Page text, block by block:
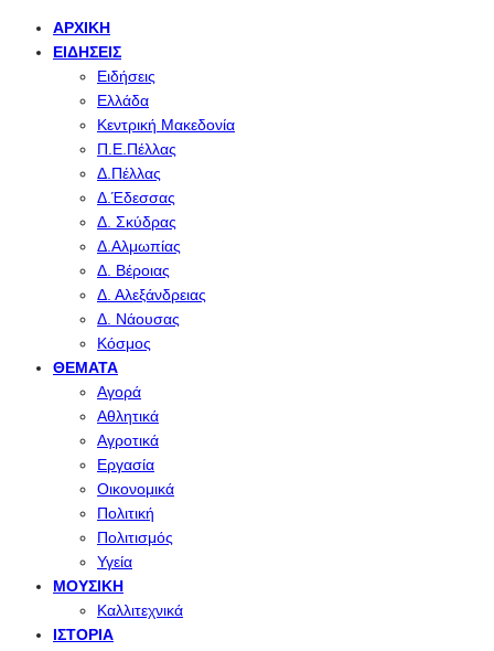
ΑΡΧΙΚΉ
ΕΙΔΉΣΕΙΣ
Ειδήσεις
Ελλάδα
Κεντρική Μακεδονία
Π.Ε.Πέλλας
Δ.Πέλλας
Δ.Έδεσσας
Δ. Σκύδρας
Δ.Αλμωπίας
Δ. Βέροιας
Δ. Αλεξάνδρειας
Δ. Νάουσας
Κόσμος
ΘΈΜΑΤΑ
Αγορά
Αθλητικά
Αγροτικά
Εργασία
Οικονομικά
Πολιτική
Πολιτισμός
Υγεία
ΜΟΥΣΙΚΉ
Καλλιτεχνικά
ΙΣΤΟΡΊΑ